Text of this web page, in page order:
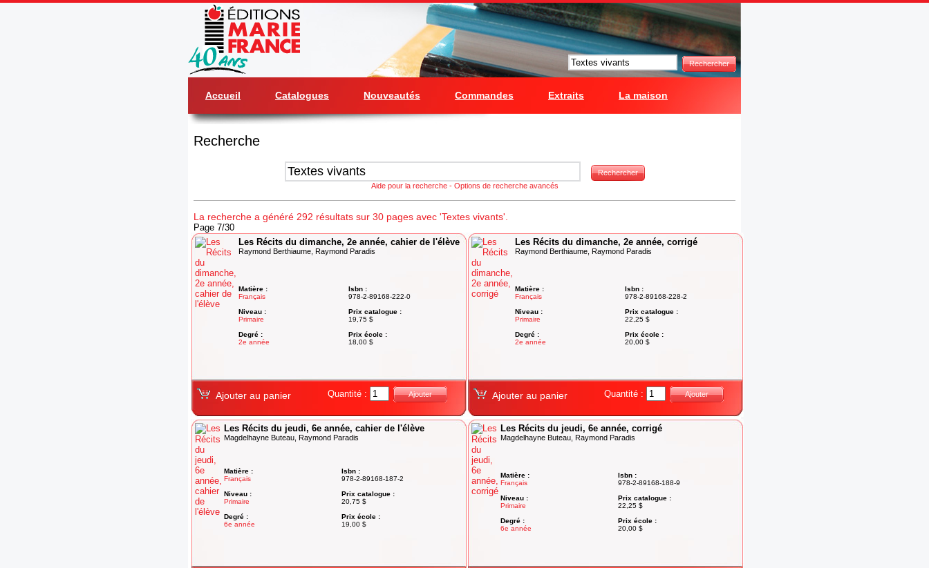
Rechercher
Accueil Catalogues Nouveautés Commandes Extraits La maison
Recherche
Rechercher
Aide pour la recherche - Options de recherche avancés
La recherche a généré 292 résultats sur 30 pages avec 'Textes vivants'.
Page 7/30
Les Récits du dimanche, 2e année, cahier de l'élève
Raymond Berthiaume, Raymond Paradis
Matière :
Français
Niveau :
Primaire
Degré :
2e année
Isbn :
978-2-89168-222-0
Prix catalogue :
19,75 $
Prix école :
18,00 $
Ajouter au panier Quantité : Ajouter
Les Récits du dimanche, 2e année, corrigé
Raymond Berthiaume, Raymond Paradis
Matière :
Français
Niveau :
Primaire
Degré :
2e année
Isbn :
978-2-89168-228-2
Prix catalogue :
22,25 $
Prix école :
20,00 $
Ajouter au panier Quantité : Ajouter
Les Récits du jeudi, 6e année, cahier de l'élève
Magdelhayne Buteau, Raymond Paradis
Matière :
Français
Niveau :
Primaire
Degré :
6e année
Isbn :
978-2-89168-187-2
Prix catalogue :
20,75 $
Prix école :
19,00 $
Les Récits du jeudi, 6e année, corrigé
Magdelhayne Buteau, Raymond Paradis
Matière :
Français
Niveau :
Primaire
Degré :
6e année
Isbn :
978-2-89168-188-9
Prix catalogue :
22,25 $
Prix école :
20,00 $